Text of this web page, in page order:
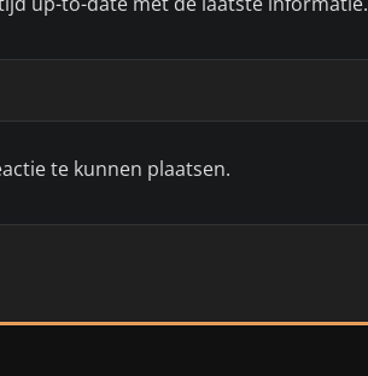
te kunnen plaatsen.